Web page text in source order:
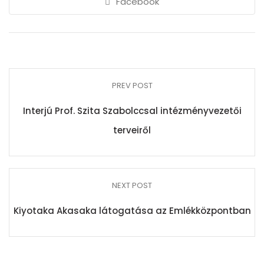
PREV POST
Interjú Prof. Szita Szabolccsal intézményvezetői
terveiről
NEXT POST
Kiyotaka Akasaka látogatása az Emlékközpontban